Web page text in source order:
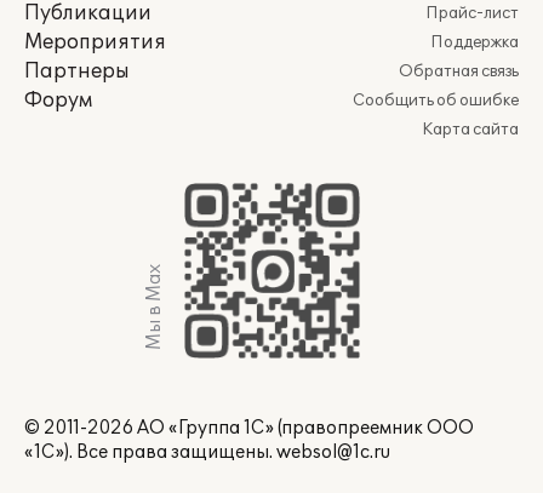
Публикации
Мероприятия
Партнеры
Форум
Прайс-лист
Поддержка
Обратная связь
Сообщить об ошибке
Карта сайта
Мы в Max
© 2011-2026 АО «Группа 1С» (правопреемник ООО
«1С»). Все права защищены. websol@1c.ru